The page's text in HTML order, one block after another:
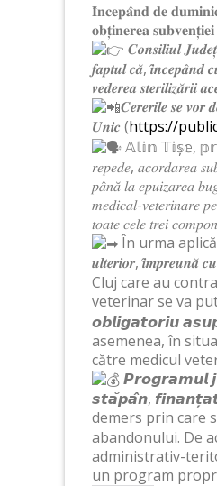
𝐈̂𝐧𝐜𝐞𝐩𝐚̂𝐧𝐝 𝐝𝐞
𝐨𝐛𝐭̦𝐢𝐧𝐞𝐫𝐞𝐚 𝐬𝐮𝐛𝐯𝐞𝐧𝐭̦𝐢𝐞𝐢
𝑪𝒐𝒏𝒔𝒊𝒍𝒊𝒖𝒍
𝒇𝒂𝒑𝒕𝒖𝒍 𝒄𝒂̆, 𝒊̂𝒏𝒄𝒆𝒑𝒂̂𝒏𝒅
𝒗𝒆𝒅𝒆𝒓𝒆𝒂 𝒔𝒕𝒆𝒓𝒊𝒍𝒊𝒛𝒂̆𝒓𝒊𝒊
𝑪𝒆𝒓𝒆𝒓𝒊𝒍𝒆 𝒔𝒆
𝑼𝒏𝒊𝒄 (https://
𝔸𝕝𝕚𝕟 𝕋𝕚𝕤̦𝕖,
𝑟𝑒𝑝𝑒𝑑𝑒, 𝑎𝑐𝑜𝑟𝑑𝑎𝑟𝑒𝑎
𝑝𝑎̂𝑛𝑎̆ 𝑙𝑎 𝑒𝑝𝑢𝑖𝑧𝑎𝑟𝑒𝑎
𝑚𝑒𝑑𝑖𝑐𝑎𝑙-𝑣𝑒𝑡𝑒𝑟𝑖𝑛𝑎𝑟𝑒
𝑡𝑜𝑎𝑡𝑒 𝑐𝑒𝑙𝑒 𝑡𝑟𝑒𝑖
În urma
𝒖𝒍𝒕𝒆𝒓𝒊𝒐𝒓, 𝒊̂𝒎𝒑𝒓𝒆𝒖𝒏𝒂̆ 𝒄𝒖
Cluj care au
veterinar se va
𝙤𝙗𝙡𝙞𝙜𝙖𝙩𝙤𝙧𝙞𝙪
asemenea, în
către medicul
𝙋𝙧𝙤𝙜𝙧𝙖𝙢𝙪𝙡
𝙨𝙩𝙖̆𝙥𝙖̂𝙣,
demers prin care
abandonului. De
administrativ-
un program